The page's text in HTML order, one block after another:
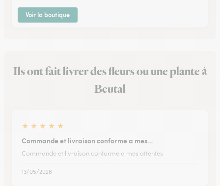
Voir la boutique
Ils ont fait livrer des fleurs ou une plante à
Beutal
★ ★ ★ ★ ★
Commande et livraison conforme a mes…
Commande et livraison conforme a mes attentes
13/05/2026